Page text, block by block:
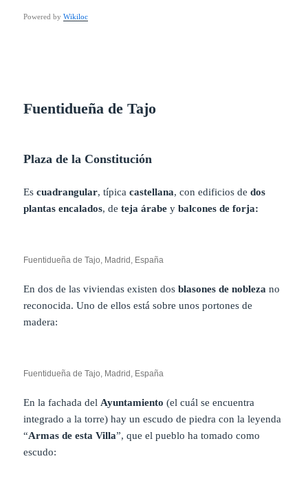
Powered byWikiloc
Fuentidueña de Tajo
Plaza de la Constitución
Escuadrangular, típicacastellana, con edificios dedos
plantas encalados, deteja árabe ybalcones de forja:
Fuentidueña de Tajo, Madrid, España
En dos de las viviendas existen dosblasones de nobleza no
reconocida. Uno de ellos está sobre unos portones de
madera:
Fuentidueña de Tajo, Madrid, España
En la fachada delAyuntamiento (el cuál se encuentra
integrado a la torre) hay un escudo de piedra con la leyenda
“Armas de esta Villa”, que el pueblo ha tomado como
escudo: